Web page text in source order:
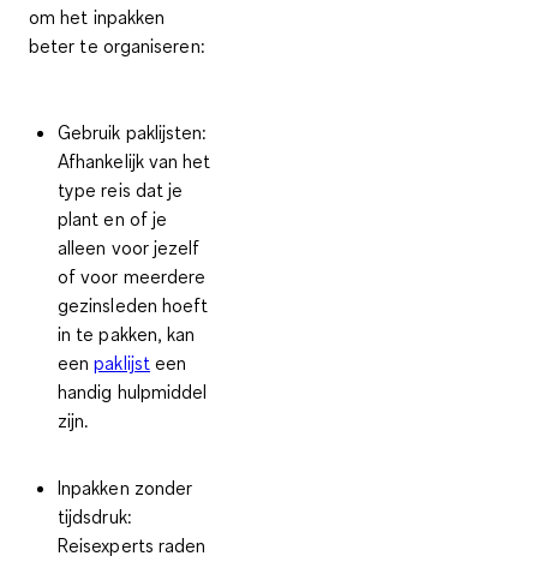
om het inpakken
beter te organiseren:
Gebruik paklijsten:
Afhankelijk van het
type reis dat je
plant en of je
alleen voor jezelf
of voor meerdere
gezinsleden hoeft
in te pakken, kan
eenpaklijsteen
handig hulpmiddel
zijn.
Inpakken zonder
tijdsdruk:
Reisexperts raden